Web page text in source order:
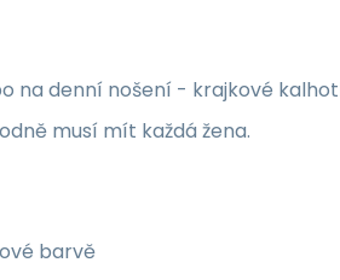
na denní nošení - krajkové
musí mít každá žena.
barvě